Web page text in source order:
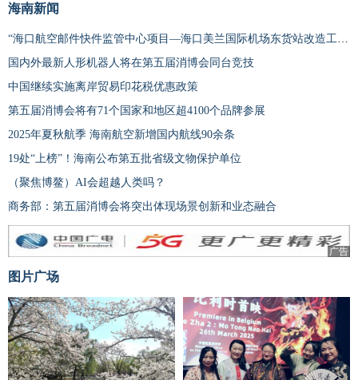
海南新闻
国内外最新人形机器人将在第五届消博会同台竞技
中国继续实施离岸贸易印花税优惠政策
第五届消博会将有71个国家和地区超4100个品牌参展
2025年夏秋航季 海南航空新增国内航线90余条
19处“上榜”！海南公布第五批省级文物保护单位
（聚焦博鳌）AI会超越人类吗？
商务部：第五届消博会将突出体现场景创新和业态融合
广告
图片广场